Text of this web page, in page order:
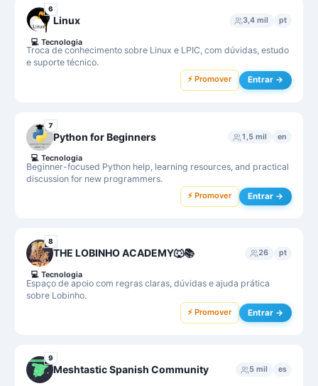
6
Linux 3,4 mil pt
Troca de conhecimento sobre Linux e LPIC, com dúvidas, estudo
e suporte técnico.
💻 Tecnologia
⚡ Promover Entrar →
7
Python for Beginners 1,5 mil en
Beginner-focused Python help, learning resources, and practical
discussion for new programmers.
💻 Tecnologia
⚡ Promover Entrar →
8
THE LOBINHO ACADEMY🐺📚 26 pt
Espaço de apoio com regras claras, dúvidas e ajuda prática
sobre Lobinho.
💻 Tecnologia
⚡ Promover Entrar →
9
Meshtastic Spanish Community 5 mil es